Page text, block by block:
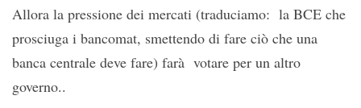
Allora la pressione dei mercati (traduciamo: la BCE che
prosciuga i bancomat, smettendo di fare ciò che una
banca centrale deve fare) farà votare per un altro
governo..